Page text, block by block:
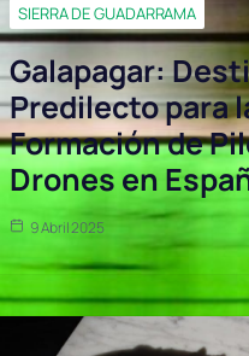
SIERRA DE GUADARRAMA
Galapagar:
Predilecto para
Formación de
Drones en
9 Abril 2025